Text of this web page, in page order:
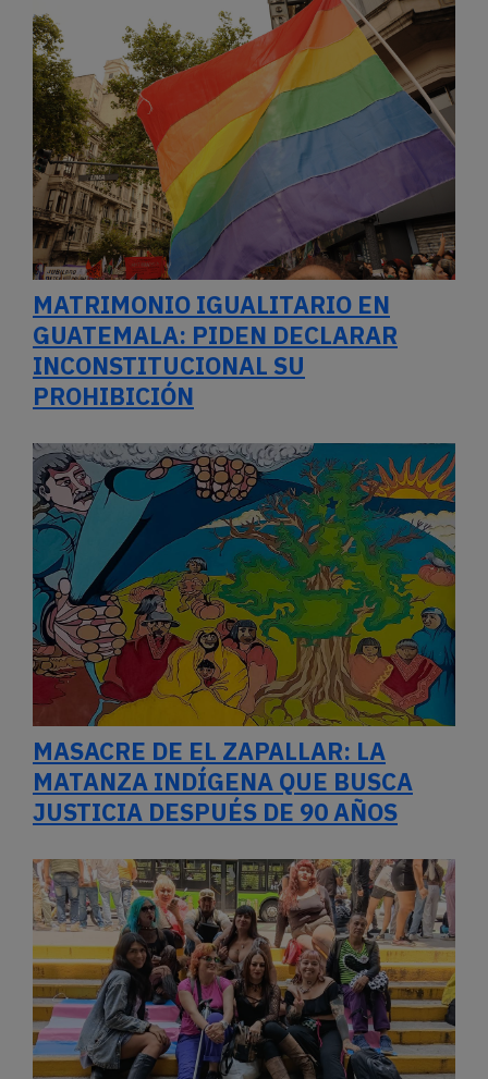
MATRIMONIO IGUALITARIO EN
GUATEMALA: PIDEN DECLARAR
INCONSTITUCIONAL SU
PROHIBICIÓN
MASACRE DE EL ZAPALLAR: LA
MATANZA INDÍGENA QUE BUSCA
JUSTICIA DESPUÉS DE 90 AÑOS